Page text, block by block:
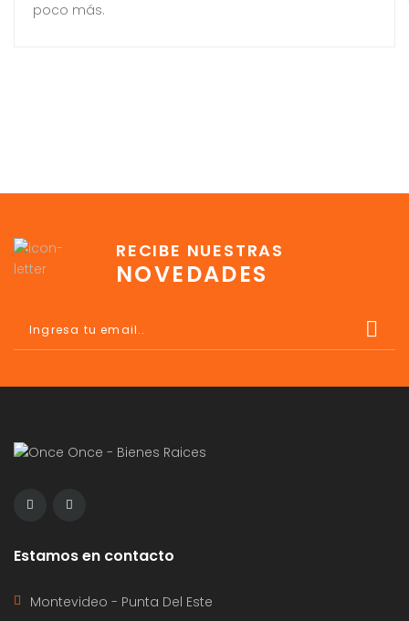
poco más.
RECIBE NUESTRAS
NOVEDADES
Estamos en contacto
Montevideo - Punta Del Este